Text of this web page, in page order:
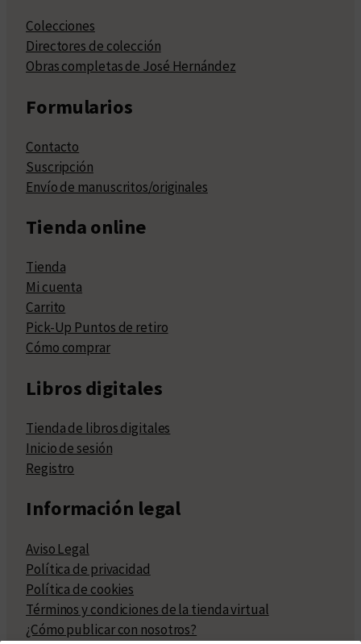
Colecciones
Directores de colección
Obras completas de José Hernández
Formularios
Contacto
Suscripción
Envío de manuscritos/originales
Tienda online
Tienda
Mi cuenta
Carrito
Pick-Up Puntos de retiro
Cómo comprar
Libros digitales
Tienda de libros digitales
Inicio de sesión
Registro
Información legal
Aviso Legal
Política de privacidad
Política de cookies
Términos y condiciones de la tienda virtual
¿Cómo publicar con nosotros?